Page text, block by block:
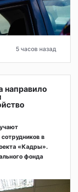
5 часов назад
направило
в
«Кадры».
фонда